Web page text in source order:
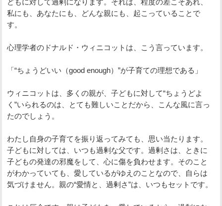
私にも、あなたにも、どんな親にも、起こっていることで
す。
心理学者のドナルド・ウィニコットは、こう言っています。
「“ちょうどいい（good enough）”が子育ての理想である」
ウィニコットは、多くの親が、子どもに対して“ちょうどよ
く”いられるのは、とても難しいことだから、こんな風に言っ
たのでしょう。
わたし自身の子育てを振り返ってみても、思い当たります。
子どもに対しては、いつも過剰な父です。過剰さは、ときに
子どもの発達の邪魔をして、心に傷を負わせます。そのこと
がわかっていても、愛しているがゆえのことなので、自らは
気づけません。親の“愛情と、過剰さ”は、いつもセットです。